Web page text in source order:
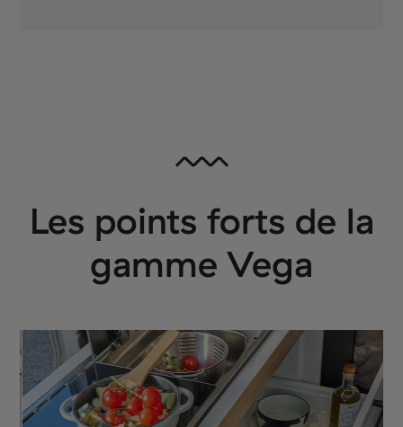
Les points forts de la
gamme Vega